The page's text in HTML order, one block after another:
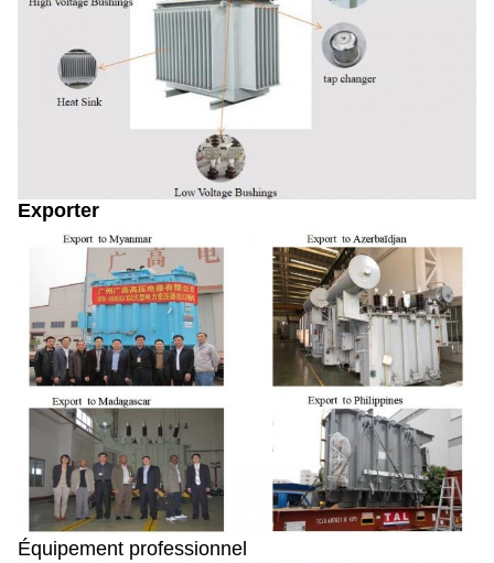
Exporter
Équipement professionnel